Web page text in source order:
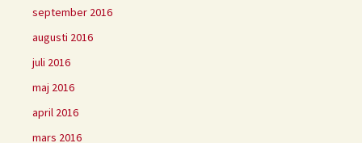
september 2016
augusti 2016
juli 2016
maj 2016
april 2016
mars 2016